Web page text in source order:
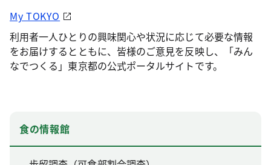
My TOKYO
利用者一人ひとりの興味関心や状況に応じて必要な情報
をお届けするとともに、皆様のご意見を反映し、「みん
なでつくる」東京都の公式ポータルサイトです。
食の情報館